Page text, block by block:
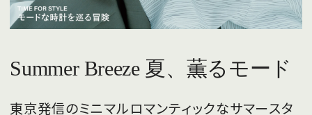
Summer Breeze 夏、薫るモード
東京発信のミニマルロマンティックなサマースタ